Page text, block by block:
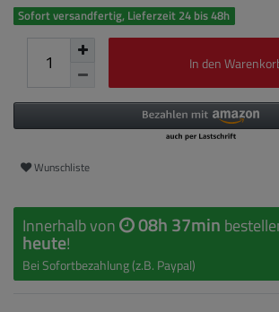
Sofort versandfertig, Lieferzeit 24 bis 48h
In den
Wunschliste
Innerhalb von 08h 37min
heute!
Bei Sofortbezahlung (z.B. Paypal)